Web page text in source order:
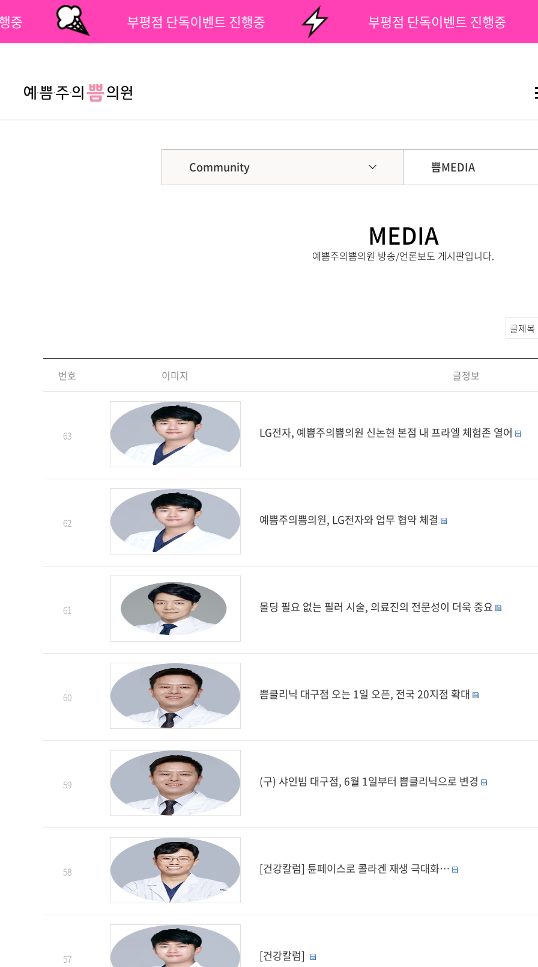
팝업닫기
중 부평점 단독이벤트 진행중 부평점 단독이벤트 진행중
Community 쁨MEDIA
MEDIA
예쁨주의쁨의원 방송/언론보도 게시판입니다.
번호 이미지 글정보
63 LG전자, 예쁨주의쁨의원 신논현 본점 내 프라엘 체험존 열어
62 예쁨주의쁨의원, LG전자와 업무 협약 체결
61 몰딩 필요 없는 필러 시술, 의료진의 전문성이 더욱 중요
60 쁨클리닉 대구점 오는 1일 오픈, 전국 20지점 확대
59 (구) 샤인빔 대구점, 6월 1일부터 쁨클리닉으로 변경
58 [건강칼럼] 튠페이스로 콜라겐 재생 극대화…
57 [건강칼럼]